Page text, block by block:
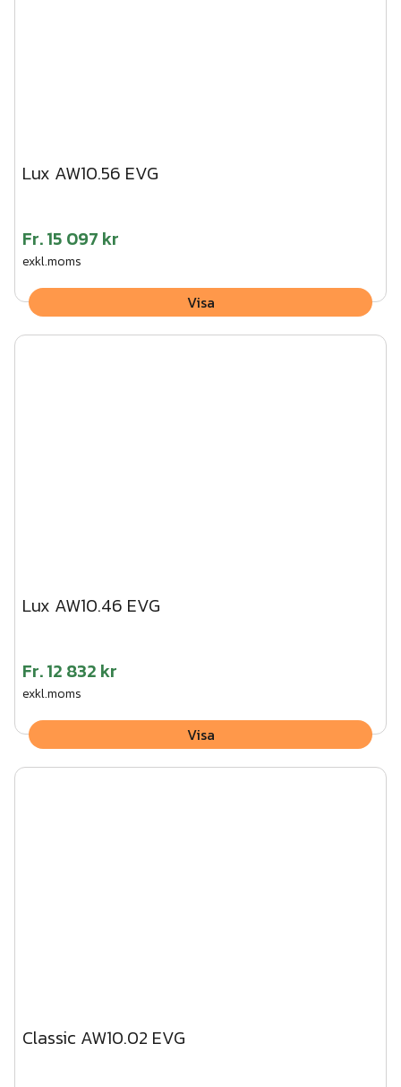
Lux AW10.56 EVG
Fr.15 097 kr
exkl.moms
Visa
Lux AW10.46 EVG
Fr.12 832 kr
exkl.moms
Visa
Classic AW10.02 EVG